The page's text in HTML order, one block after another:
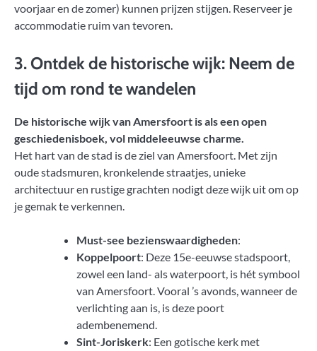
voorjaar en de zomer) kunnen prijzen stijgen. Reserveer je
accommodatie ruim van tevoren.
3. Ontdek de historische wijk: Neem de
tijd om rond te wandelen
De historische wijk van Amersfoort is als een open
geschiedenisboek, vol middeleeuwse charme.
Het hart van de stad is de ziel van Amersfoort. Met zijn
oude stadsmuren, kronkelende straatjes, unieke
architectuur en rustige grachten nodigt deze wijk uit om op
je gemak te verkennen.
Must-see bezienswaardigheden:
Koppelpoort: Deze 15e-eeuwse stadspoort,
zowel een land- als waterpoort, is hét symbool
van Amersfoort. Vooral ’s avonds, wanneer de
verlichting aan is, is deze poort
adembenemend.
Sint-Joriskerk: Een gotische kerk met